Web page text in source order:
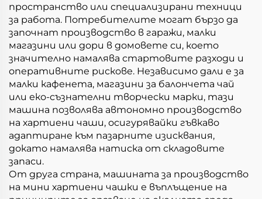
пространство или специализирани техници
за работа. Потребителите могат бързо да
започнат производство в гаражи, малки
магазини или дори в домовете си, което
значително намалява стартовите разходи и
оперативните рискове. Независимо дали е за
малки кафенета, магазини за балончета чай
или еко-съзнателни творчески марки, тази
машина позволява автономно производство
на хартиени чаши, осигурявайки гъвкаво
адаптиране към пазарните изисквания,
докато намалява натиска от складовите
запаси.
От друга страна, машината за производство
на мини хартиени чашки е въплъщение на